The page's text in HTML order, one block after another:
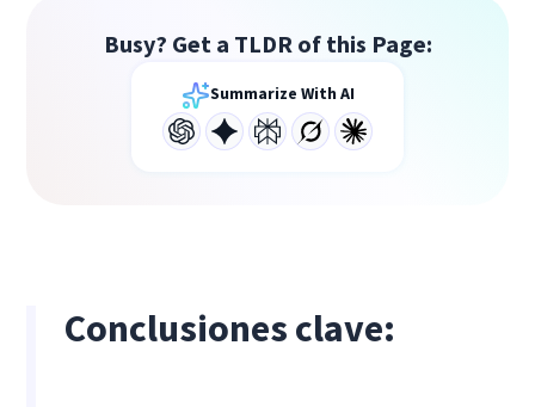
Busy? Get a TLDR of this Page:
Summarize With AI
Conclusiones clave: